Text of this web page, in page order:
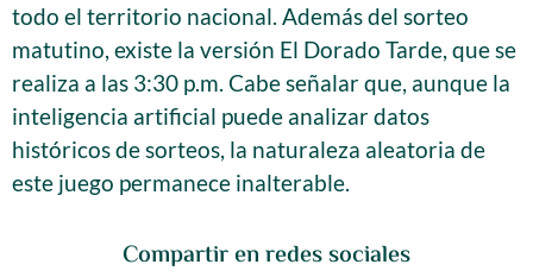
Compartir en redes sociales
todo el territorio nacional. Además del sorteo
matutino, existe la versión El Dorado Tarde, que se
realiza a las 3:30 p.m. Cabe señalar que, aunque la
inteligencia artificial puede analizar datos
históricos de sorteos, la naturaleza aleatoria de
este juego permanece inalterable.